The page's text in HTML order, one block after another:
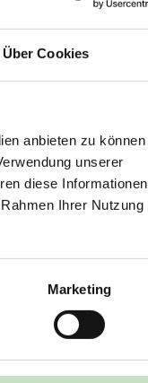
Über Cookies
anbieten zu können
unserer
diese Informationen
Ihrer Nutzung
Marketing